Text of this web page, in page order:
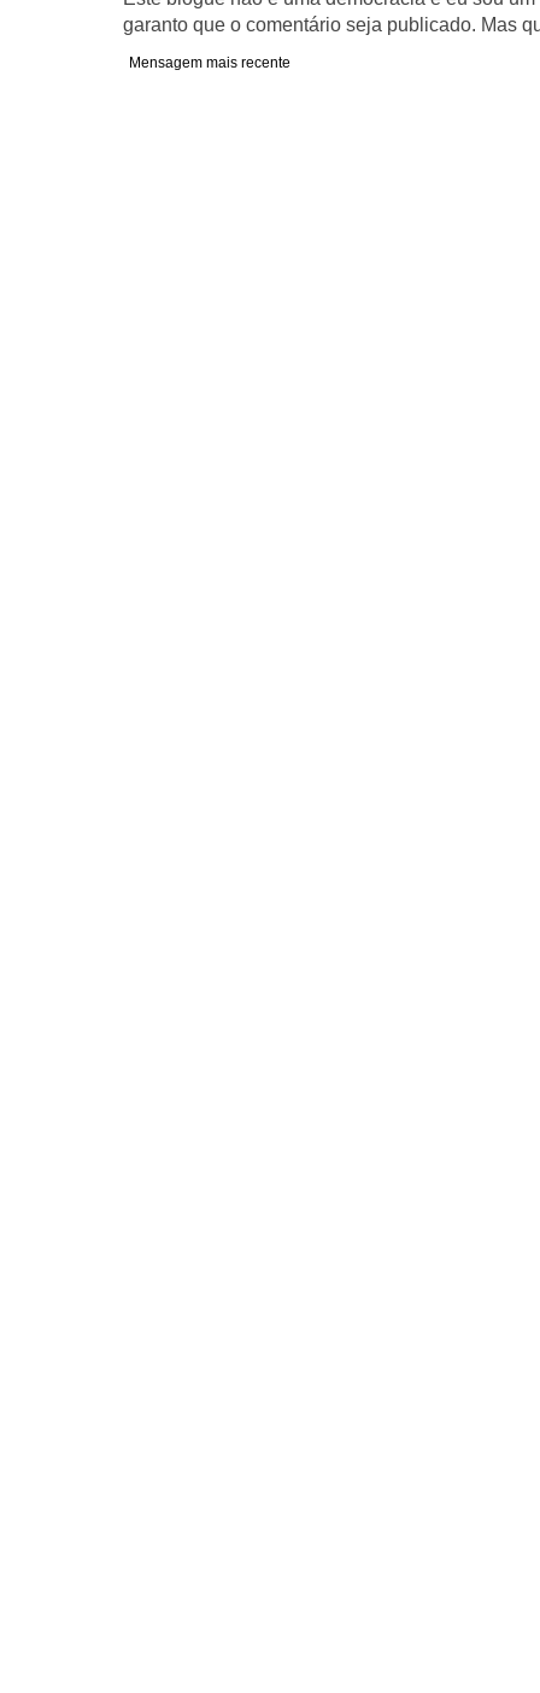
garanto que o comentário seja publicado. Mas
Mensagem mais recente